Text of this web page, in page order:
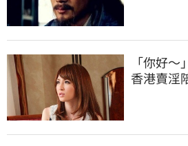
「你好
香港賣淫